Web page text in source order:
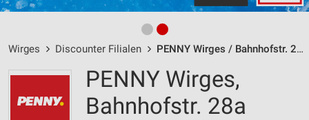
Wirges Discounter Filialen PENNY Wirges / Bahnhofstr. 28a - Öffnungszeiten & Adresse
PENNY Wirges,
Bahnhofstr. 28a